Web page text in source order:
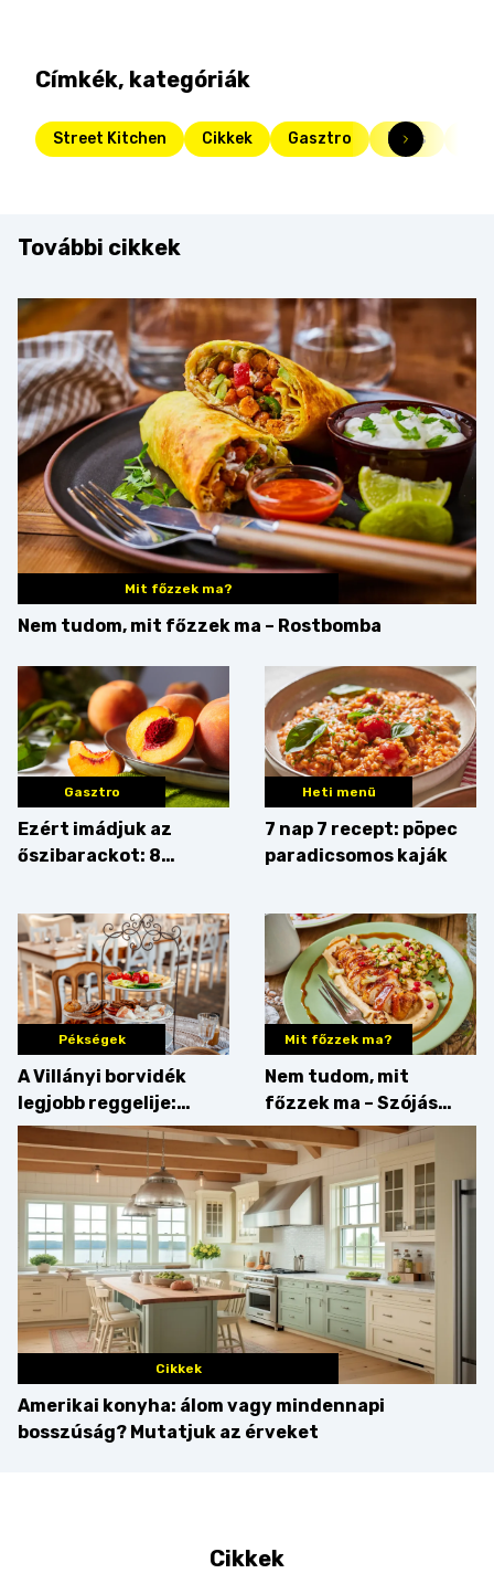
Címkék, kategóriák
Street Kitchen Cikkek Gasztro Friss
További cikkek
Mit főzzek ma?
Nem tudom, mit főzzek ma – Rostbomba
Gasztro
Ezért imádjuk az
őszibarackot: 8
augusztusban
feltankolj belőle
Heti menü
7 nap 7 recept: pöpec
paradicsomos kaják
Pékségek
A Villányi borvidék
legjobb reggelije:
kovászos kenyér és
gourmet pékáruk
Palkonyán
Mit főzzek ma?
Nem tudom, mit
főzzek ma – Szójás
sztori
Cikkek
Amerikai konyha: álom vagy mindennapi
bosszúság? Mutatjuk az érveket
Cikkek